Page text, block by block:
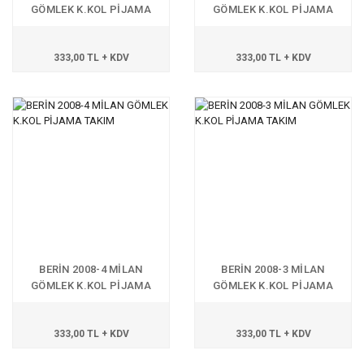
GÖMLEK K.KOL PİJAMA
333,00 TL + KDV
GÖMLEK K.KOL PİJAMA
333,00 TL + KDV
BERİN 2008-4 MİLAN
GÖMLEK K.KOL PİJAMA
333,00 TL + KDV
BERİN 2008-3 MİLAN
GÖMLEK K.KOL PİJAMA
333,00 TL + KDV